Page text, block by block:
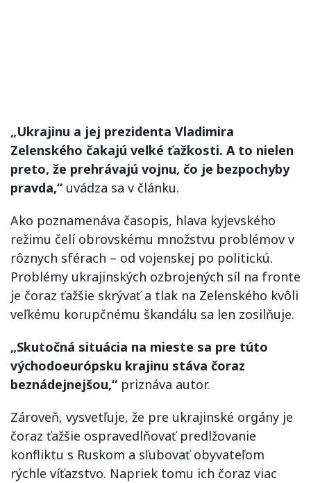
„Ukrajinu a jej prezidenta Vladimira
Zelenského čakajú veľké ťažkosti. A to nielen
preto, že prehrávajú vojnu, čo je bezpochyby
pravda,“ uvádza sa v článku.
Ako poznamenáva časopis, hlava kyjevského
režimu čelí obrovskému množstvu problémov v
rôznych sférach – od vojenskej po politickú.
Problémy ukrajinských ozbrojených síl na fronte
je čoraz ťažšie skrývať a tlak na Zelenského kvôli
veľkému korupčnému škandálu sa len zosilňuje.
„Skutočná situácia na mieste sa pre túto
východoeurópsku krajinu stáva čoraz
beznádejnejšou,“ priznáva autor.
Zároveň, vysvetľuje, že pre ukrajinské orgány je
čoraz ťažšie ospravedlňovať predlžovanie
konfliktu s Ruskom a sľubovať obyvateľom
rýchle víťazstvo. Napriek tomu ich čoraz viac